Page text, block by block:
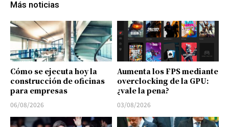
Más noticias
Cómo se ejecuta hoy la
construcción de oficinas
para empresas
06/08/2026
Aumenta los FPS mediante
overclocking de la GPU:
¿vale la pena?
03/08/2026